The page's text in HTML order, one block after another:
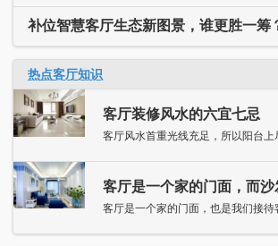
补位智慧客厅生态新图景，谁更胜一筹
热点客厅知识
客厅装修风水的六宜七忌